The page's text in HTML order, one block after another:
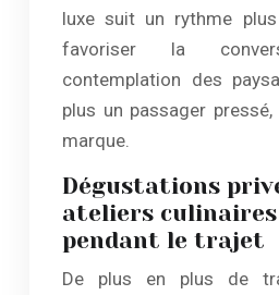
luxe suit un rythme
favoriser la
contemplation des
plus un passager
marque.
Dégustations
ateliers
pendant le trajet
De plus en plus de